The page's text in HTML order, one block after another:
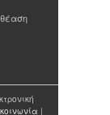
|